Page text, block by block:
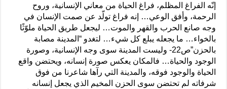
إنّه الفراغ المظلم، فراغ الحياة من معاني الإنسانية، وروح
الرحمة، وأفق الوعي… إنه فراغ تولّد عن صمت الإنسان في
وجه صانع الحرب والقهر والموت… ليجعل طريق الحياة ملوّثًا
بالخواء… ما يجعله يبلع كل شيء… لتغدو “المدينة مصابة
بالحزن”ص22- وليست المدينة سوى وجه الإنسانية، وصورة
الوجود والحياة… فالمكان يعكس صورة إنسانه، ويحتضن واقع
الحياة والوجود فوقه، والمدينة التي رآها شاعرنا من فوق
شرفاته لم تحتضن سوى الحزن المخيم الذي يجعل إنسانه